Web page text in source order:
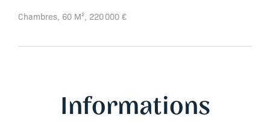
Chambres, 60 M², 220 000 €
Informations